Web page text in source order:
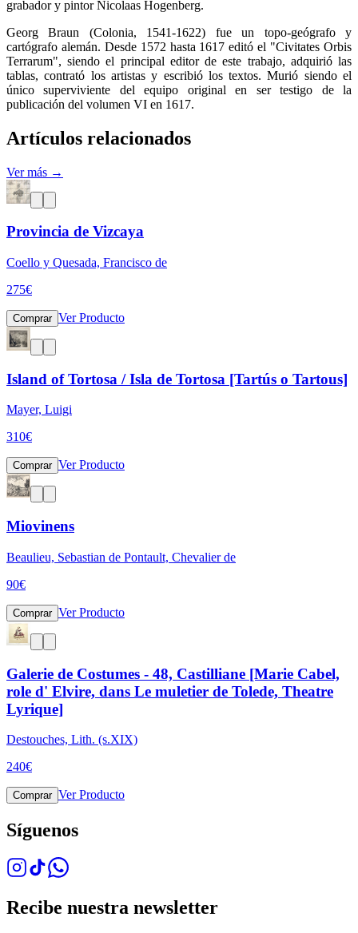
grabador y pintor Nicolaas Hogenberg.
Georg Braun (Colonia, 1541-1622) fue un topo-geógrafo y
cartógrafo alemán. Desde 1572 hasta 1617 editó el "Civitates Orbis
Terrarum", siendo el principal editor de este trabajo, adquirió las
tablas, contrató los artistas y escribió los textos. Murió siendo el
único superviviente del equipo original en ser testigo de la
publicación del volumen VI en 1617.
Artículos relacionados
Ver más →
Provincia de Vizcaya
Coello y Quesada, Francisco de
275€
Comprar Ver Producto
Island of Tortosa / Isla de Tortosa [Tartús o Tartous]
Mayer, Luigi
310€
Comprar Ver Producto
Miovinens
Beaulieu, Sebastian de Pontault, Chevalier de
90€
Comprar Ver Producto
Galerie de Costumes - 48, Castilliane [Marie Cabel,
role d' Elvire, dans Le muletier de Tolede, Theatre
Lyrique]
Destouches, Lith. (s.XIX)
240€
Comprar Ver Producto
Síguenos
Recibe nuestra newsletter